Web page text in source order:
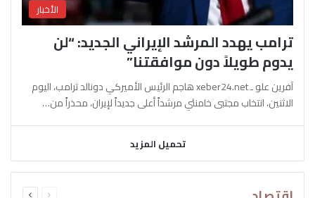
الأخبار
ترامب يهدد المرشد الإيراني الجديد: “لن
يدوم طويلاً دون موافقتنا”
آفرين علو ـ xeber24.net هاجم الرئيس الأميركي دونالد ترامب، اليوم
الاثنين، انتخاب مجتبى خامنئي مرشداً أعلى جديداً لإيران، محذراً من…
تحميل المزيد